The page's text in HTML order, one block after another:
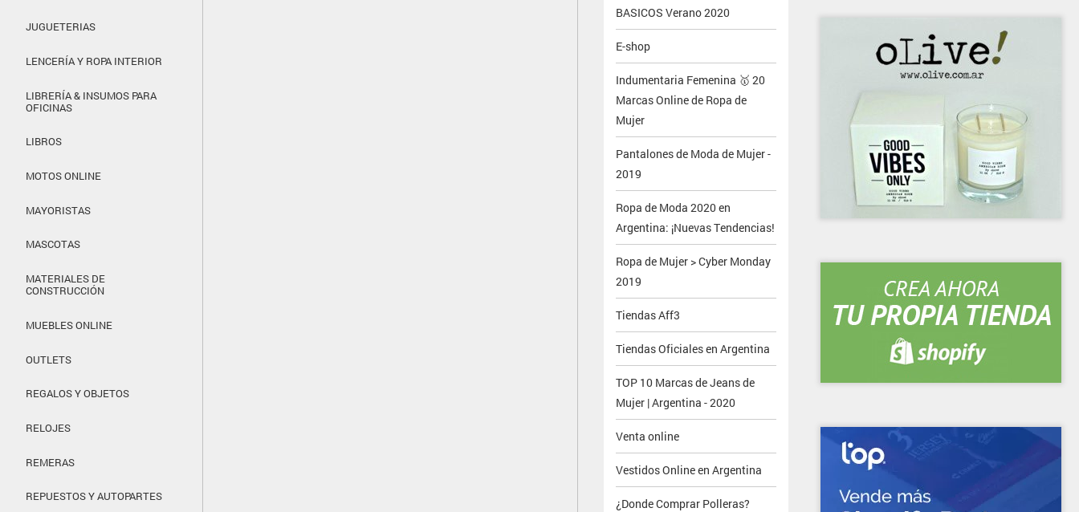
JUGUETERIAS
LENCERÍA Y ROPA INTERIOR
LIBRERÍA & INSUMOS PARA
OFICINAS
LIBROS
MOTOS ONLINE
MAYORISTAS
MASCOTAS
MATERIALES DE
CONSTRUCCIÓN
MUEBLES ONLINE
OUTLETS
REGALOS Y OBJETOS
RELOJES
REMERAS
REPUESTOS Y AUTOPARTES
BASICOS Verano 2020
E-shop
Indumentaria Femenina 🥇 20
Marcas Online de Ropa de
Mujer
Pantalones de Moda de Mujer -
2019
Ropa de Moda 2020 en
Argentina: ¡Nuevas Tendencias!
Ropa de Mujer > Cyber Monday
2019
Tiendas Aff3
Tiendas Oficiales en Argentina
TOP 10 Marcas de Jeans de
Mujer | Argentina - 2020
Venta online
Vestidos Online en Argentina
¿Donde Comprar Polleras?